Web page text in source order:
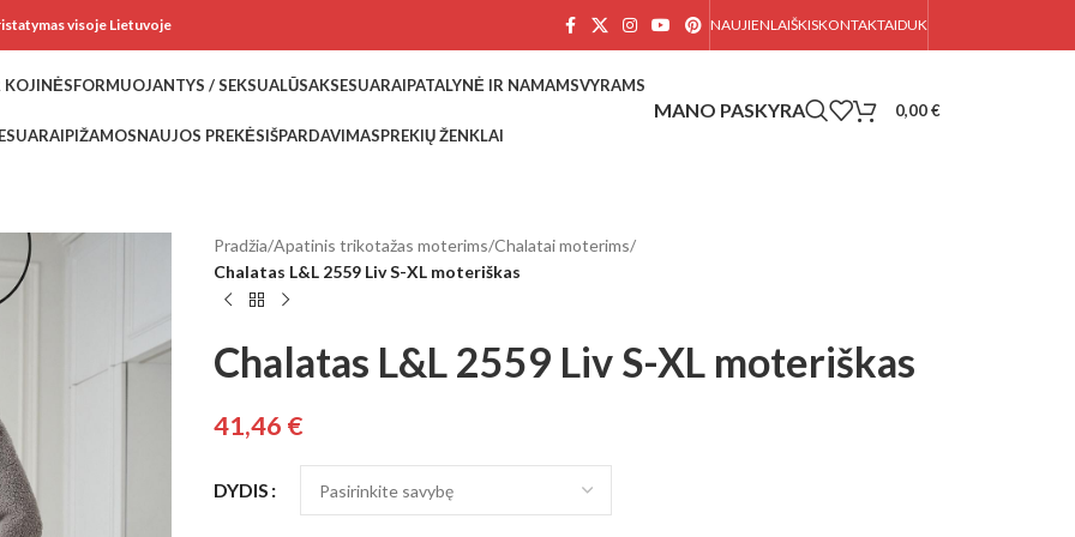
visoje Lietuvoje NAUJIENLAIŠKISKONTAKTAIDUK
KOJINĖSFORMUOJANTYS / SEKSUALŪSAKSESUARAIPATALYNĖ IR NAMAMSVYRAMS
PIŽAMOSNAUJOS PREKĖSIŠPARDAVIMASPREKIŲ ŽENKLAI
0,00€
Pradžia/Apatinis trikotažas moterims/Chalatai moterims/
Chalatas L&L 2559 Liv S-XL moteriškas
Chalatas L&L 2559 Liv S-XL moteriškas
41,46 €
DYDIS